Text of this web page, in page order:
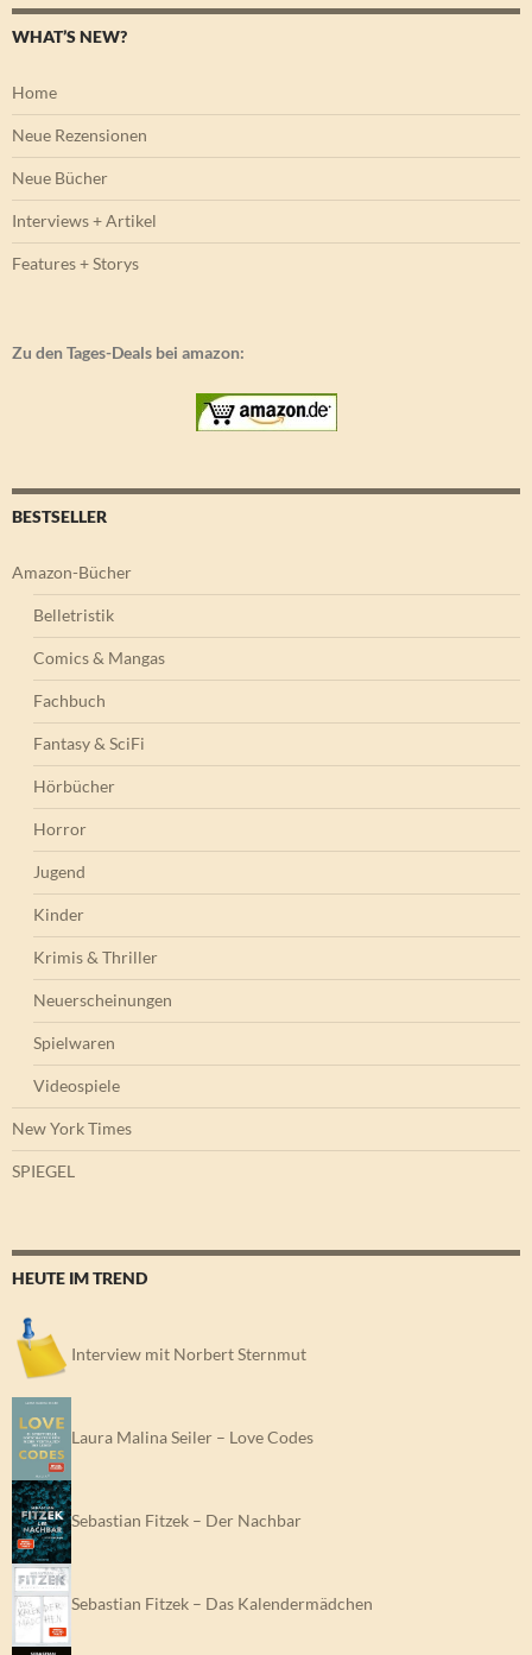
WHAT’S NEW?
Home
Neue Rezensionen
Neue Bücher
Interviews + Artikel
Features + Storys
Zu den Tages-Deals bei amazon:
BESTSELLER
Amazon-Bücher
Belletristik
Comics & Mangas
Fachbuch
Fantasy & SciFi
Hörbücher
Horror
Jugend
Kinder
Krimis & Thriller
Neuerscheinungen
Spielwaren
Videospiele
New York Times
SPIEGEL
HEUTE IM TREND
Interview mit Norbert Sternmut
Laura Malina Seiler – Love Codes
Sebastian Fitzek – Der Nachbar
Sebastian Fitzek – Das Kalendermädchen